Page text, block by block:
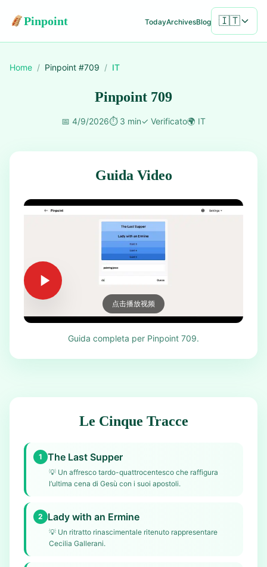
Pinpoint TodayArchivesBlog 🇮🇹
Home / Pinpoint #709 / IT
Pinpoint 709
📅 4/9/2026⏱️ 3 min✓ Verificato🌍 IT
Guida Video
点击播放视频
Guida completa per Pinpoint 709.
Le Cinque Tracce
1 The Last Supper
💡 Un affresco tardo-quattrocentesco che raffigura
l’ultima cena di Gesù con i suoi apostoli.
2 Lady with an Ermine
💡 Un ritratto rinascimentale ritenuto rappresentare
Cecilia Gallerani.